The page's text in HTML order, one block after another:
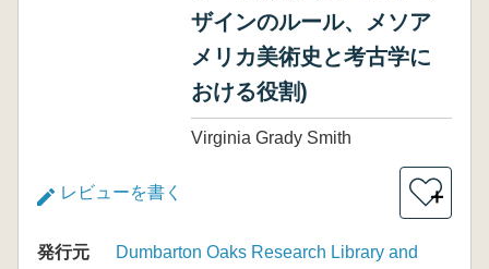
ザインのルール、メソア
メリカ美術史と考古学に
おける役割)
Virginia Grady Smith
レビューを書く ＋
発行元
Dumbarton Oaks Research Library and